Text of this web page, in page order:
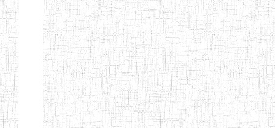
MODEL
INCLUSIVE
BILINGUAL
TEACHER
TRAINING
08/09/2015 ENIEG